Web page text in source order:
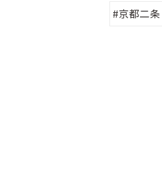
#京都二条